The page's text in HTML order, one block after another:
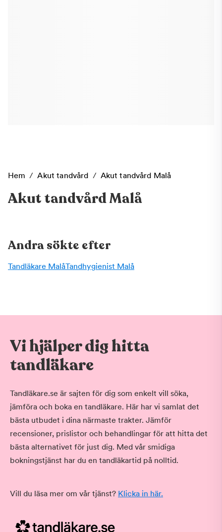
Hem / Akut tandvård / Akut tandvård Malå
Akut tandvård Malå
Andra sökte efter
Tandläkare MalåTandhygienist Malå
Vi hjälper dig hitta
tandläkare
Tandläkare.se är sajten för dig som enkelt vill söka,
jämföra och boka en tandläkare. Här har vi samlat det
bästa utbudet i dina närmaste trakter. Jämför
recensioner, prislistor och behandlingar för att hitta det
bästa alternativet för just dig. Med vår smidiga
bokningstjänst har du en tandläkartid på nolltid.
Vill du läsa mer om vår tjänst? Klicka in här.